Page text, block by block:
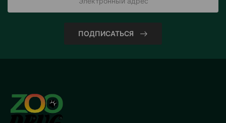
ПОДПИСАТЬСЯ